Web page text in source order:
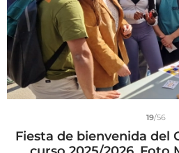
19/56
Fiesta de bienvenida del